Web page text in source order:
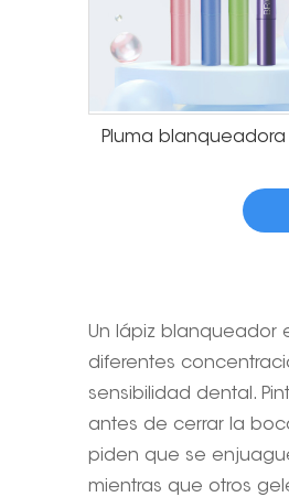
Un lápiz blanqueador
diferentes
sensibilidad dental.
antes de cerrar la
piden que se
mientras que otros